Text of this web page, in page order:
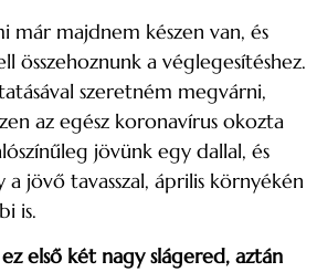
már majdnem készen van, és
összehoznunk a véglegesítéshez.
szeretném megvárni,
az egész koronavírus okozta
jövünk egy dallal, és
jövő tavasszal, április környékén
is.
első két nagy slágered, aztán